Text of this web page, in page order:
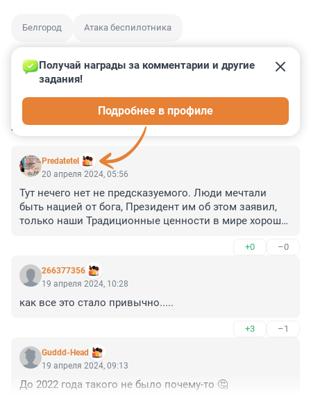
Белгород Атака беспилотника
КОММЕНТАРИИ 9
Predatetel
Получай награды за комментарии и другие
задания!
Подробнее в профиле
20 апреля 2024, 05:56
Тут нечего нет не предсказуемого. Люди мечтали
быть нацией от бога, Президент им об этом заявил,
только наши Традиционные ценности в мире хороши,
ощущение Величия испытываем, а не какие-то хлопки
и повреждения. Я думаю, что приграничные
территории вообще рады и гордятся прилётами. Это
показывает насколько мы сильны.
+0 –0
266377356
19 апреля 2024, 10:28
как все это стало привычно.....
+3 –1
Guddd-Head
19 апреля 2024, 09:13
До 2022 года такого не было почему-то 🤔